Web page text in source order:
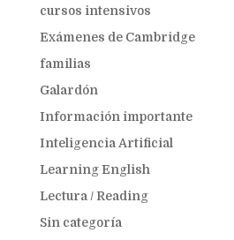
cursos intensivos
Exámenes de Cambridge
familias
Galardón
Información importante
Inteligencia Artificial
Learning English
Lectura / Reading
Sin categoría